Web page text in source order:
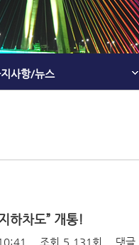
사항/뉴스
하차도” 개통!
조회 5,131회 댓글